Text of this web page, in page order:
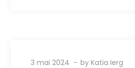
3 mai 2024 byKatia Ierg